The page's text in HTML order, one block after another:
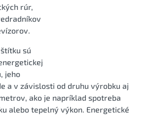
rúr,
sú
jeho
a v závislosti od druhu výrobku aj
ako je napríklad spotreba
alebo tepelný výkon. Energetické